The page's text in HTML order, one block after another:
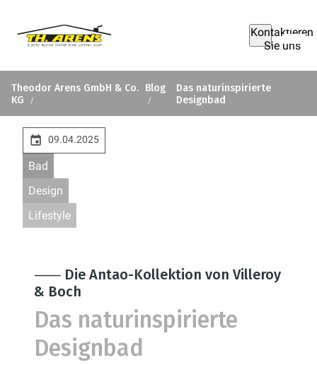
Kontaktieren
Sie uns
Theodor Arens GmbH & Co.
KG
Blog
Das naturinspirierte
Designbad
09.04.2025
Bad
Design
Lifestyle
⸺ Die Antao-Kollektion von Villeroy
& Boch
Das naturinspirierte
Designbad